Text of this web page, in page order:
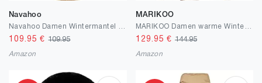
Navahoo
109.95 €109.95
Amazon
MARIKOO
129.95 € 144.95
Amazon